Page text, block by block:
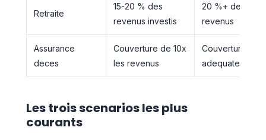
Retraite
15-20 % des
revenus investis
20 %+ des
revenus
Assurance
deces
Couverture de 10x
les revenus
Couverture
adequate
Les trois scenarios les plus
courants